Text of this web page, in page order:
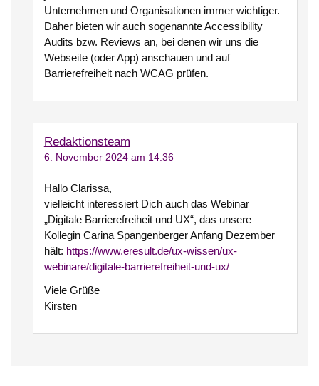
Unternehmen und Organisationen immer wichtiger.
Daher bieten wir auch sogenannte Accessibility
Audits bzw. Reviews an, bei denen wir uns die
Webseite (oder App) anschauen und auf
Barrierefreiheit nach WCAG prüfen.
Redaktionsteam
6. November 2024 am 14:36
Hallo Clarissa,
vielleicht interessiert Dich auch das Webinar
„Digitale Barrierefreiheit und UX“, das unsere
Kollegin Carina Spangenberger Anfang Dezember
hält: https://www.eresult.de/ux-wissen/ux-
webinare/digitale-barrierefreiheit-und-ux/
Viele Grüße
Kirsten